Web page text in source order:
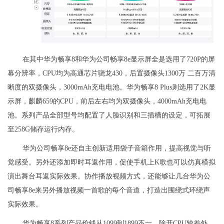
在其中华为畅享8和华为公司畅享8e显示屏全是选用了720P的屏
幕分辨率，CPU均为高通芯片骁龙430，后置摄像头1300万 二百万清
晰度的双摄像头，3000mAh充电电池。华为畅享8 Plus则选用了2K显
示屏，麒麟659的CPU，前后左右均为双摄像头，4000mAh充电电
池。系列产品全部型号均配置了人脸识别和三插槽的设定，可拓展
至258G储存运行内存。
华为公司畅享8e还自主创新适用袋子音箱作用，提高视觉与听
觉感受。另外还添加即时耳返作用，促使手机上K歌也可以仿真模拟
演出舞台耳返实际效果。协作播放视频方式，还能够让几台华为公
司畅享8e来另外播放视频一首歌的每个音道，打造出围绕式环绕声
实际效果。